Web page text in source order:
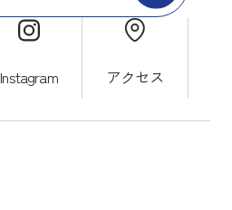
Instagram アクセス